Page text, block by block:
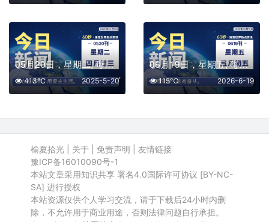
05月20日，星期二, 每天60秒读懂全世界！
2025-5-20
413℃
06月19日，星期五, 每天60秒读懂全世界！
2026-6-19
115℃
榆夏拾光| 关于| 免责声明
友情链接
豫ICP备16010090号-1
本站文章采用知识共享 署名4.0国际许可协议 [BY-NC-
SA] 进行授权
本站资源仅供个人学习交流，请于下载后24小时内删
除，不允许用于商业用途，否则法律问题自行承担。